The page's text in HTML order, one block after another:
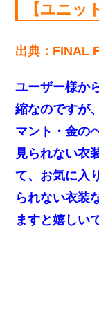
【ユニッ
出典：FINAL
ユーザー様か
縮なのですが
マント・金の
見られない衣
て、お気に入
られない衣装
ますと嬉しい